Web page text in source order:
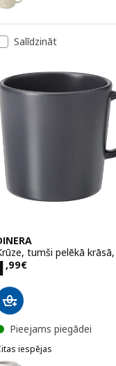
Salīdzināt
tumši pelēkā
,99€ 1,99€
Pieejams piegādei
iespējas